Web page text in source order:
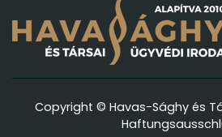
Copyright © Havas-Sághy és